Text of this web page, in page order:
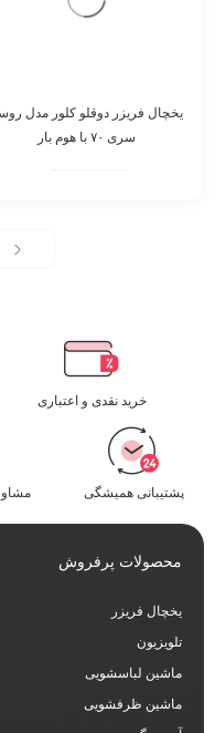
یخچال فریزر دوقلو کلور مدل
سری ۷۰ با هوم بار
خرید نقدی و اعتباری
پشتیبانی همیشگی
محصولات پرفروش
یخچال فریزر
تلویزیون
ماشین لباسشویی
ماشین ظرفشویی